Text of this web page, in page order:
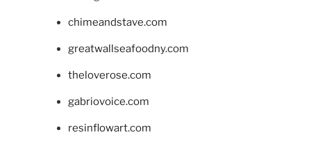
chimeandstave.com
greatwallseafoodny.com
theloverose.com
gabriovoice.com
resinflowart.com